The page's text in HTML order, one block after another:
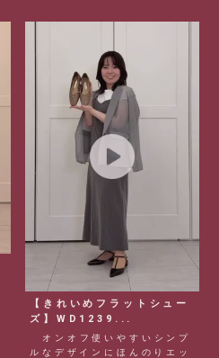
【きれいめフラットシュー
ズ】WD1239...
オンオフ使いやすいシンプ
ルなデザインにほんのりエッ